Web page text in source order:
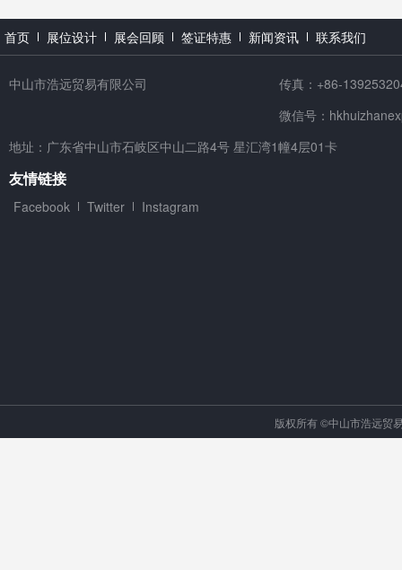
首页 展位设计 展会回顾 签证特惠 新闻资讯 联系我们
中山市浩远贸易有限公司
传真：+86-
微信号：
地址：广东省中山市石岐区中山二路4号 星汇湾1幢4层01卡
友情链接
Facebook Twitter Instagram
版权所有 ©中山市浩远贸